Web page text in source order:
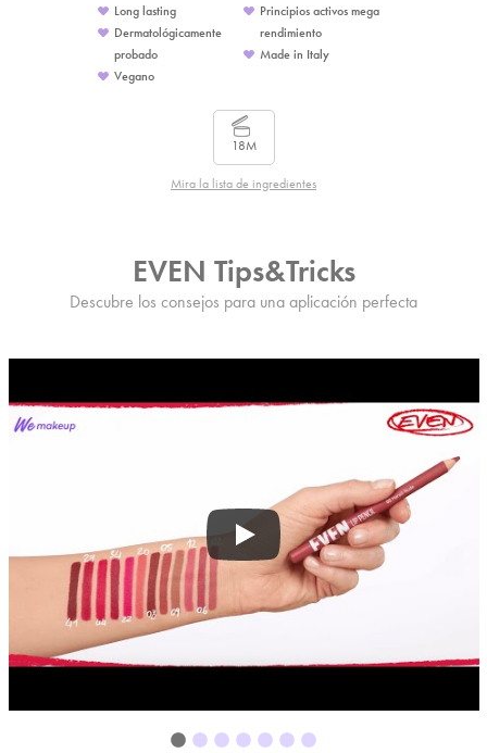
Long lasting
Dermatológicamente
probado
Vegano
Principios activos mega
rendimiento
Made in Italy
18M
Mira la lista de ingredientes
EVEN Tips&Tricks
Descubre los consejos para una aplicación perfecta